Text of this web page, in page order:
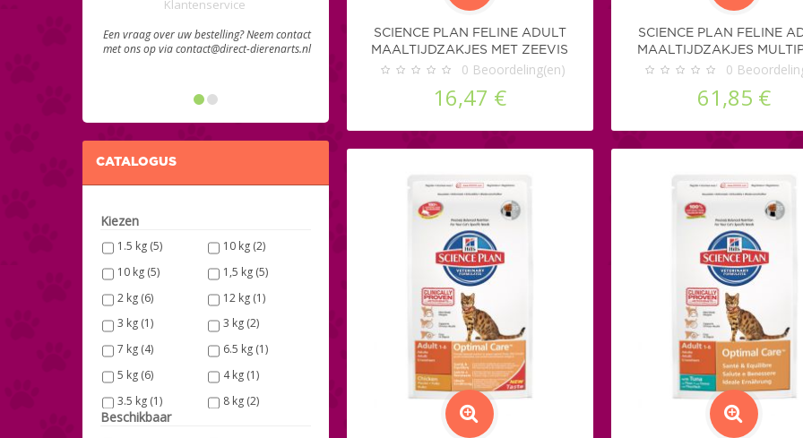
Klantenservice
Een vraag over uw bestelling? Neem contact
met ons op via contact@direct-dierenarts.nl
CATALOGUS
Kiezen
1.5 kg (5) 10 kg(2)
10 kg (5) 1,5 kg(5)
2 kg (6) 12 kg(1)
3 kg (1) 3 kg(2)
7 kg (4) 6.5 kg(1)
5 kg (6) 4 kg(1)
3.5 kg (1) 8 kg(2)
Beschikbaar
SCIENCE PLAN FELINE ADULT
MAALTIJDZAKJES MET ZEEVIS
0 Beoordeling(en)
16,47 €
SCIENCE PLAN FELINE
MAALTIJDZAKJES
0
61,85 €